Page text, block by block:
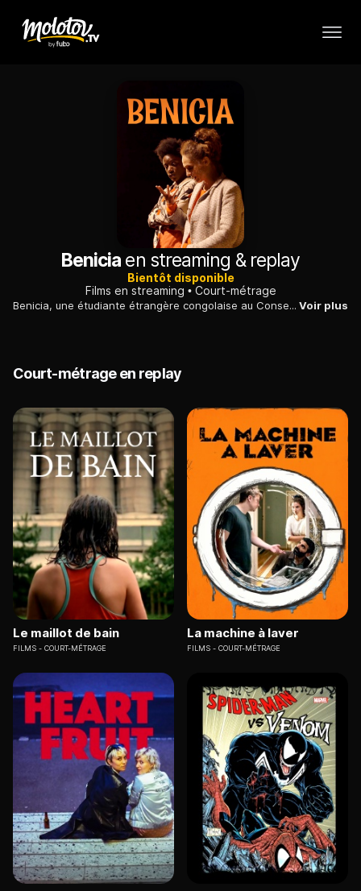
Benicia en streaming & replay
Bientôt disponible
Films en streaming
Court-métrage
Benicia, une étudiante étrangère congolaise au Conservatoire National Supérieur d'Art Dramatique, en France depuis six ans, inscrite dans l'une des écoles de théâtre les plus élitistes mais sans papiers officiels, se raconte. Voir plus
Court-métrage en replay
Le maillot de bain
FILMS COURT-MÉTRAGE
La machine à laver
FILMS COURT-MÉTRAGE